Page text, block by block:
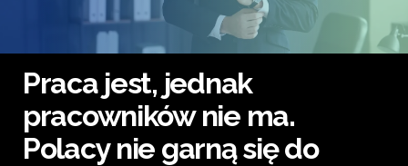
Praca jest, jednak
pracowników nie ma.
Polacy nie garną się do